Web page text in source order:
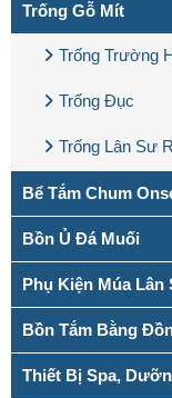
Trống Gỗ Mít
Trống Trường
Trống Đục
Trống Lân Sư
Bể Tắm Chum
Bồn Ủ Đá Muối
Phụ Kiện Múa Lân
Bồn Tắm Bằng
Thiết Bị Spa,